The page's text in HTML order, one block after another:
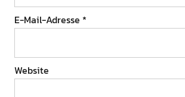
E-Mail-Adresse *
Website